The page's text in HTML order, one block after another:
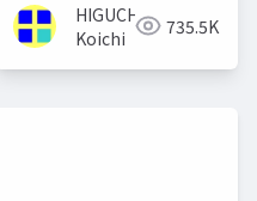
HIGUCHI
Koichi
735.5K